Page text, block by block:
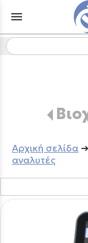
menu
Aρχική σελίδα ➔
αναλυτές